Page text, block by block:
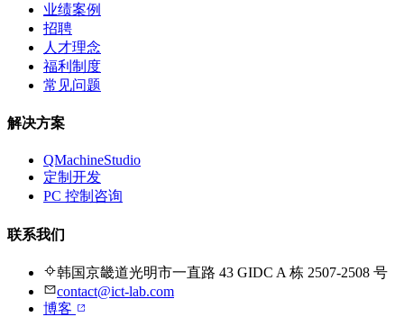
业绩案例
招聘
人才理念
福利制度
常见问题
解决方案
QMachineStudio
定制开发
PC 控制咨询
联系我们
韩国京畿道光明市一直路 43 GIDC A 栋 2507-2508 号
contact@ict-lab.com
博客